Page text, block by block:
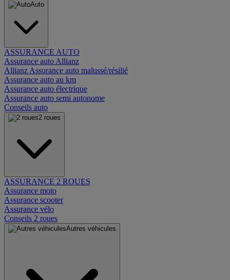
Auto
ASSURANCE AUTO
Assurance auto Allianz
Allianz Assurance auto malussé/résilié
Assurance auto au km
Assurance auto électrique
Assurance auto semi autonome
Conseils auto
2 roues
ASSURANCE 2 ROUES
Assurance moto
Assurance scooter
Assurance vélo
Conseils 2 roues
Autres véhicules